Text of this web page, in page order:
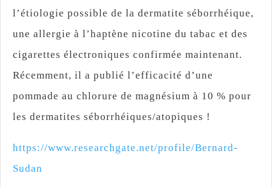
l’étiologie possible de la dermatite séborrhéique,
une allergie à l’haptène nicotine du tabac et des
cigarettes électroniques confirmée maintenant.
Récemment, il a publié l’efficacité d’une
pommade au chlorure de magnésium à 10 % pour
les dermatites séborrhéiques/atopiques !
https://www.researchgate.net/profile/Bernard-
Sudan